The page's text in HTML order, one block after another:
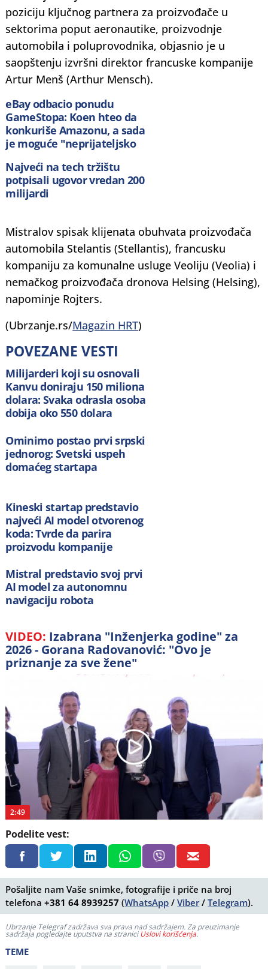
poziciju ključnog partnera za proizvođače u
sektorima poput aeronautike, proizvodnje
automobila i poluprovodnika, objasnio je u
saopštenju izvršni direktor francuske kompanije
Artur Menš (Arthur Mensch).
eBay odbacio ponudu
GameStopa: Koen hteo da
konkuriše Amazonu, a sada
je moguće "neprijateljsko
Najveći na tech tržištu
potpisali ugovor vredan 200
milijardi
Mistralov spisak klijenata obuhvata proizvođača
automobila Stelantis (Stellantis), francusku
kompaniju za komunalne usluge Veoliju (Veolia) i
nemačkog proizvođača dronova Helsing (Helsing),
napominje Rojters.
(Ubrzanje.rs/Magazin HRT)
POVEZANE VESTI
Milijarderi koji su osnovali
Kanvu doniraju 150 miliona
dolara: Svaka odrasla osoba
dobija oko 550 dolara
Ominimo postao prvi srpski
jednorog: Svetski uspeh
domaćeg startapa
Kineski startap predstavio
najveći AI model otvorenog
koda: Tvrde da parira
proizvodu kompanije
Mistral predstavio svoj prvi
AI model za autonomnu
navigaciju robota
VIDEO: Izabrana "Inženjerka godine" za
2026 - Gorana Radovanović: "Ovo je
priznanje za sve žene"
Play
Video
2:49
Podelite vest:
Pošaljite nam Vaše snimke, fotografije i priče na broj
telefona+381 64 8939257 (WhatsApp /Viber/Telegram).
Ubrzanje Telegraf zadržava sva prava nad sadržajem. Za preuzimanje
sadržaja pogledajte uputstva na straniciUslovi korišćenja.
TEME